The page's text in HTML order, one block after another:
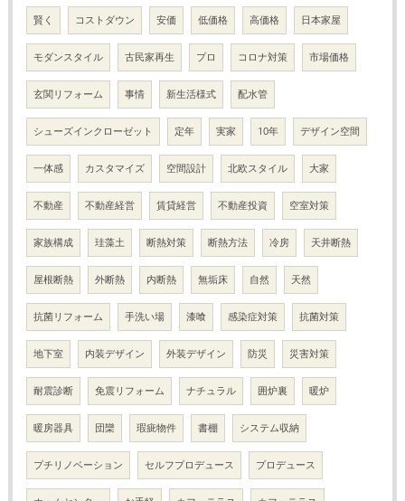
賢く コストダウン 安価 低価格 高価格 日本家屋
モダンスタイル 古民家再生 プロ コロナ対策 市場価格
玄関リフォーム 事情 新生活様式 配水管
シューズインクローゼット 定年 実家 10年 デザイン空間
一体感 カスタマイズ 空間設計 北欧スタイル 大家
不動産 不動産経営 賃貸経営 不動産投資 空室対策
家族構成 珪藻土 断熱対策 断熱方法 冷房 天井断熱
屋根断熱 外断熱 内断熱 無垢床 自然 天然
抗菌リフォーム 手洗い場 漆喰 感染症対策 抗菌対策
地下室 内装デザイン 外装デザイン 防災 災害対策
耐震診断 免震リフォーム ナチュラル 囲炉裏 暖炉
暖房器具 団欒 瑕疵物件 書棚 システム収納
プチリノベーション セルフプロデュース プロデュース